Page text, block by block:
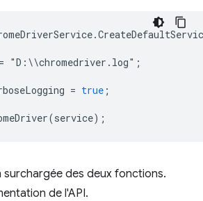
.
= "D : \\chromedriver . log" ;
= true ;
(service);
surchargée des deux fonctions.
de l'API.